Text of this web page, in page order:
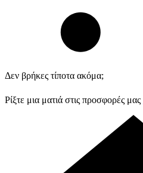
Δεν βρήκες τίποτα ακόμα;
Ρίξτε μια ματιά στις προσφορές μας